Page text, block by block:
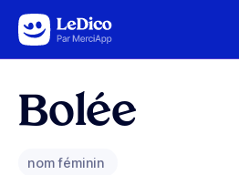
Aller au contenu
Bolée
nom féminin